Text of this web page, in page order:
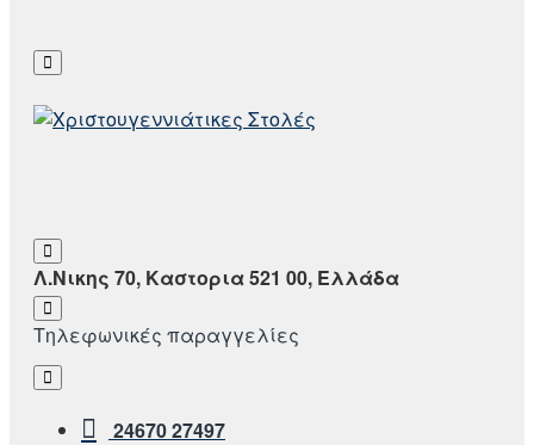
Λ.Νικης 70, Καστορια 521 00, Ελλάδα
Τηλεφωνικές παραγγελίες
24670 27497